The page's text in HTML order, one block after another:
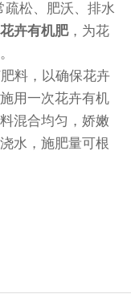
疏松、肥沃、排水
花卉有机肥，为花
料，以确保花卉
用一次花卉有机
混合均匀，娇嫩
水，施肥量可根